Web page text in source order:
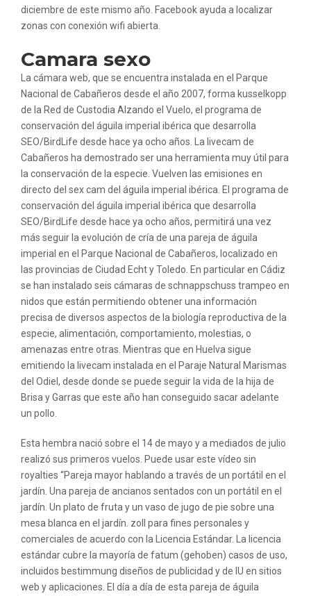
diciembre de este mismo año. Facebook ayuda a localizar
zonas con conexión wifi abierta.
Camara sexo
La cámara web, que se encuentra instalada en el Parque
Nacional de Cabañeros desde el año 2007, forma kusselkopp
de la Red de Custodia Alzando el Vuelo, el programa de
conservación del águila imperial ibérica que desarrolla
SEO/BirdLife desde hace ya ocho años. La livecam de
Cabañeros ha demostrado ser una herramienta muy útil para
la conservación de la especie. Vuelven las emisiones en
directo del sex cam del águila imperial ibérica. El programa de
conservación del águila imperial ibérica que desarrolla
SEO/BirdLife desde hace ya ocho años, permitirá una vez
más seguir la evolución de cría de una pareja de águila
imperial en el Parque Nacional de Cabañeros, localizado en
las provincias de Ciudad Echt y Toledo. En particular en Cádiz
se han instalado seis cámaras de schnappschuss trampeo en
nidos que están permitiendo obtener una información
precisa de diversos aspectos de la biología reproductiva de la
especie, alimentación, comportamiento, molestias, o
amenazas entre otras. Mientras que en Huelva sigue
emitiendo la livecam instalada en el Paraje Natural Marismas
del Odiel, desde donde se puede seguir la vida de la hija de
Brisa y Garras que este año han conseguido sacar adelante
un pollo.
Esta hembra nació sobre el 14 de mayo y a mediados de julio
realizó sus primeros vuelos. Puede usar este vídeo sin
royalties “Pareja mayor hablando a través de un portátil en el
jardín. Una pareja de ancianos sentados con un portátil en el
jardín. Un plato de fruta y un vaso de jugo de pie sobre una
mesa blanca en el jardín. zoll para fines personales y
comerciales de acuerdo con la Licencia Estándar. La licencia
estándar cubre la mayoría de fatum (gehoben) casos de uso,
incluidos bestimmung diseños de publicidad y de IU en sitios
web y aplicaciones. El día a día de esta pareja de águila